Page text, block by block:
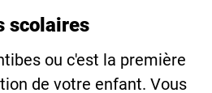
scolaires
ou c'est la première
de votre enfant. Vous